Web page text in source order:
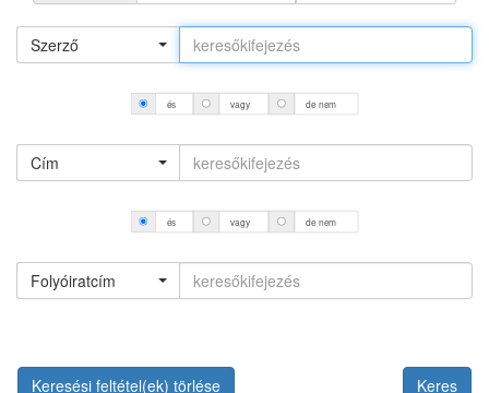
Szerző
és vagy de nem
Cím
és vagy de nem
Folyóiratcím
Keresési feltétel(ek) törlése